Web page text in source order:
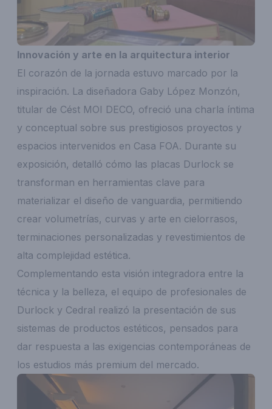
Innovación y arte en la arquitectura interior
El corazón de la jornada estuvo marcado por la
inspiración. La diseñadora Gaby López Monzón,
titular de Cést MOI DECO, ofreció una charla íntima
y conceptual sobre sus prestigiosos proyectos y
espacios intervenidos en Casa FOA. Durante su
exposición, detalló cómo las placas Durlock se
transforman en herramientas clave para
materializar el diseño de vanguardia, permitiendo
crear volumetrías, curvas y arte en cielorrasos,
terminaciones personalizadas y revestimientos de
alta complejidad estética.
Complementando esta visión integradora entre la
técnica y la belleza, el equipo de profesionales de
Durlock y Cedral realizó la presentación de sus
sistemas de productos estéticos, pensados para
dar respuesta a las exigencias contemporáneas de
los estudios más premium del mercado.